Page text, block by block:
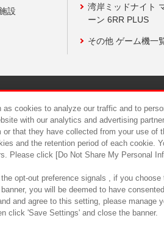
設
湾岸ミッドナイト
ーン 6RR PLUS
その他 ゲーム機一
食品のご提供について
cookies to analyze our traffic and to
with our analytics and advertising
or that they have collected from your use of
and the retention period of each cookie.
Please click [Do Not Share My Personal
opt-out preference signals , if you
you will be deemed to have
and agree to this setting, please manage
click 'Save Settings' and close the banner.